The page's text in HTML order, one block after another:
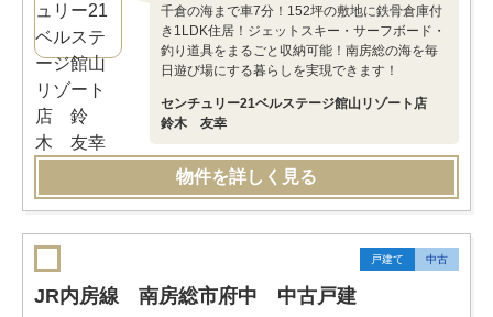
千倉の海まで車7分！152坪の敷地に鉄骨倉庫付
き1LDK住居！ジェットスキー・サーフボード・
釣り道具をまるごと収納可能！南房総の海を毎
日遊び場にする暮らしを実現できます！
センチュリー21ベルステージ館山リゾート店
鈴木 友幸
物件を詳しく見る
戸建て 中古
JR内房線 南房総市府中 中古戸建